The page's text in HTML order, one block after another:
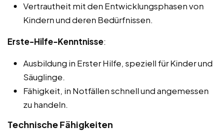
Vertrautheit mit den Entwicklungsphasen von
Kindern und deren Bedürfnissen.
Erste-Hilfe-Kenntnisse:
Ausbildung in Erster Hilfe, speziell für Kinder und
Säuglinge.
Fähigkeit, in Notfällen schnell und angemessen
zu handeln.
Technische Fähigkeiten